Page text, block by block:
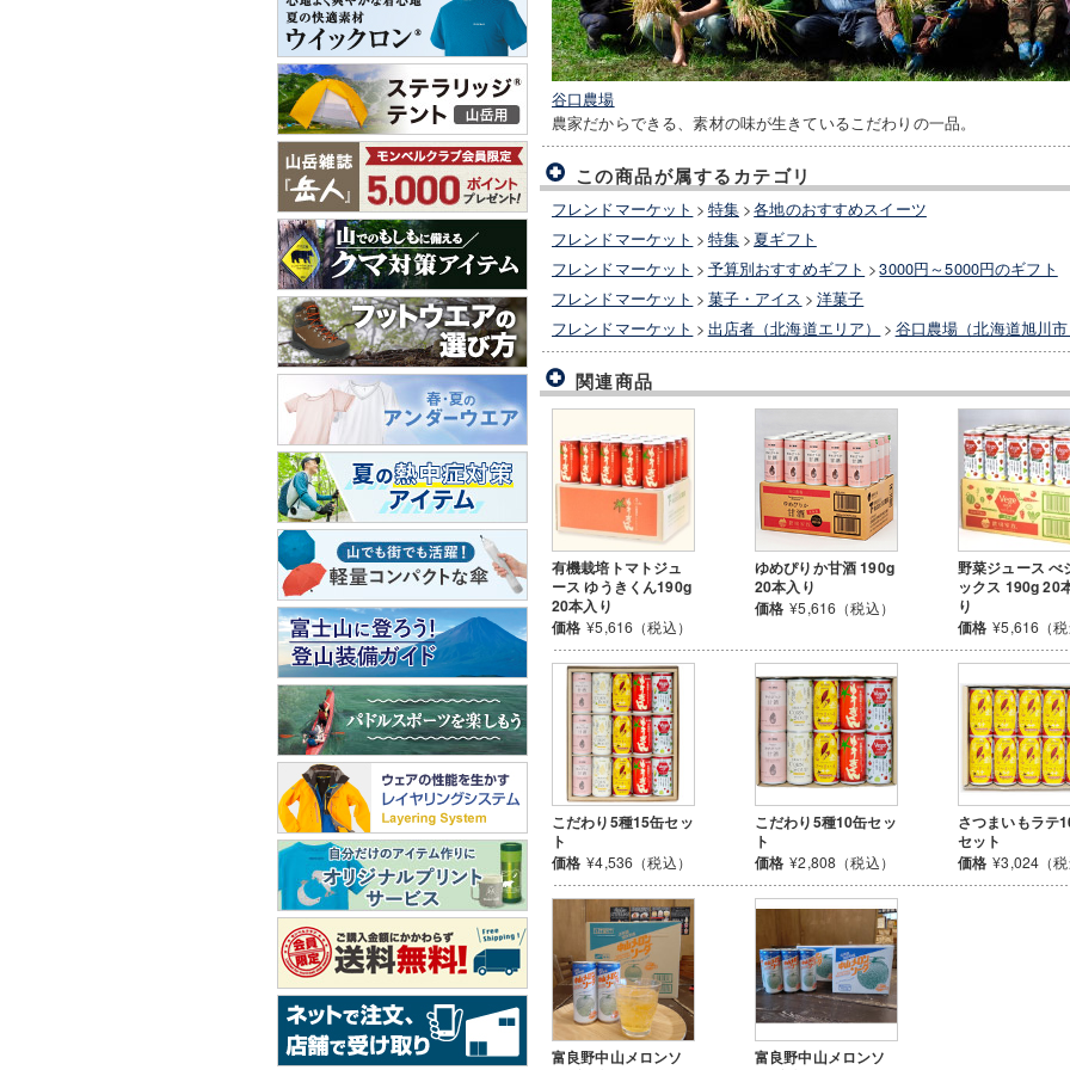
谷口農場
農家だからできる、素材の味が生きているこだわりの一品。
この商品が属するカテゴリ
フレンドマーケット > 特集 >各地のおすすめスイーツ
フレンドマーケット > 特集 > 夏ギフト
フレンドマーケット > 予算別おすすめギフト >3000円～5000円のギフト
フレンドマーケット > 菓子・アイス > 洋菓子
フレンドマーケット > 出店者（北海道エリア） > 谷口農場（北海道旭川
関連商品
有機栽培トマトジュ
ース ゆうきくん190g
20本入り
価格 ¥5,616（税込）
ゆめぴりか甘酒 190g
20本入り
価格 ¥5,616（税込）
野菜ジュース べ
ックス 190g 20
り
価格 ¥5,616（
こだわり5種15缶セッ
ト
価格 ¥4,536（税込）
こだわり5種10缶セッ
ト
価格 ¥2,808（税込）
さつまいもラテ
セット
価格 ¥3,024（
富良野中山メロンソ
富良野中山メロンソ